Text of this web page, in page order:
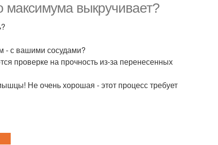
максимума выкручивает?
- с вашими сосудами?
проверке на прочность из-за перенесенных
Не очень хорошая - этот процесс требует